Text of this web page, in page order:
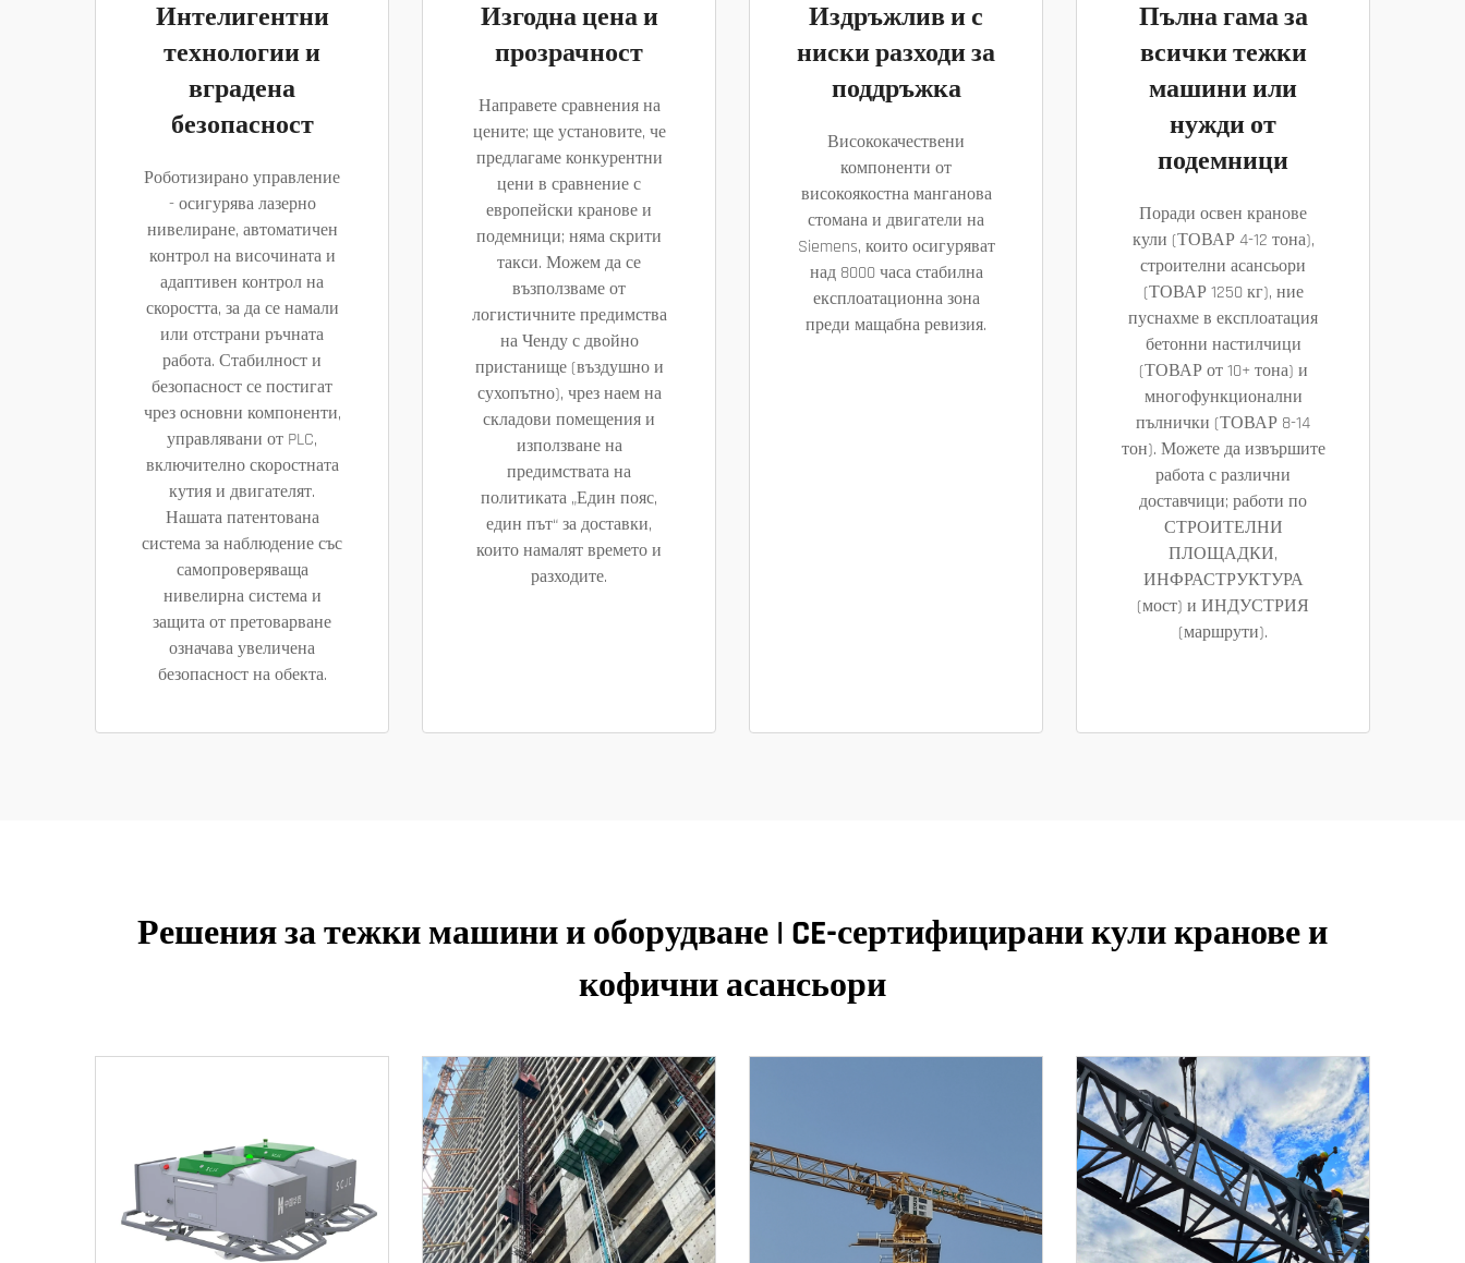
Интелигентни
технологии и
вградена
безопасност
Роботизирано управление
- осигурява лазерно
нивелиране, автоматичен
контрол на височината и
адаптивен контрол на
скоростта, за да се намали
или отстрани ръчната
работа. Стабилност и
безопасност се постигат
чрез основни компоненти,
управлявани от PLC,
включително скоростната
кутия и двигателят.
Нашата патентована
система за наблюдение със
самопроверяваща
нивелирна система и
защита от претоварване
означава увеличена
безопасност на обекта.
Изгодна цена и
прозрачност
Направете сравнения на
цените; ще установите, че
предлагаме конкурентни
цени в сравнение с
европейски кранове и
подемници; няма скрити
такси. Можем да се
възползваме от
логистичните предимства
на Ченду с двойно
пристанище (въздушно и
сухопътно), чрез наем на
складови помещения и
използване на
предимствата на
политиката „Един пояс,
един път“ за доставки,
които намалят времето и
разходите.
Издръжлив и с
ниски разходи за
поддръжка
Висококачествени
компоненти от
високоякостна манганова
стомана и двигатели на
Siemens, които осигуряват
над 8000 часа стабилна
експлоатационна зона
преди мащабна ревизия.
Пълна гама за
всички тежки
машини или
нужди от
подемници
Поради освен кранове
кули (ТОВАР 4-12 тона),
строителни асансьори
(ТОВАР 1250 кг), ние
пуснахме в експлоатация
бетонни настилчици
(ТОВАР от 10+ тона) и
многофункционални
пълнички (ТОВАР 8-14
тон). Можете да извършите
работа с различни
доставчици; работи по
СТРОИТЕЛНИ
ПЛОЩАДКИ,
ИНФРАСТРУКТУРА
(мост) и ИНДУСТРИЯ
(маршрути).
Решения за тежки машини и оборудване | CE-сертифицирани кули кранове и
кофични асансьори